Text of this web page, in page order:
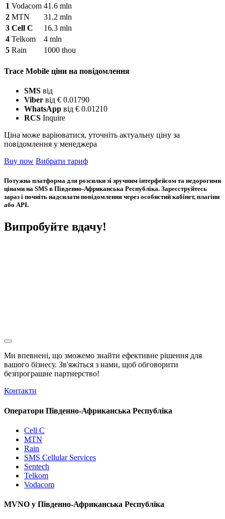
1 Vodacom 41.6 mln
2 MTN
31.2 mln
3 Cell C
16.3 mln
4 Telkom
4 mln
5 Rain 1000 thou
Trace Mobile ціни на повідомлення
SMS від
Viber від € 0.01790
WhatsApp від € 0.01210
RCS Inquire
Ціна може варіюватися, уточніть актуальну ціну за
повідомлення у менеджера
Buy now Вибрати тариф
Потужна платформа для розсилки зі зручним інтерфейсом та недорогими
цінами на SMS в Південно-Африканська Республіка. Зареєструйтесь
зараз і почніть надсилати повідомлення через особистий кабінет, плагіни
або API.
Випробуйте вдачу!
Ми впевнені, що зможемо знайти ефективне рішення для
вашого бізнесу. Зв'яжіться з нами, щоб обговорити
безпрограшне партнерство!
Контакти
Оператори Південно-Африканська Республіка
Cell C
MTN
Rain
SMS Cellular Services
Sentech
Telkom
Vodacom
MVNO у Південно-Африканська Республіка